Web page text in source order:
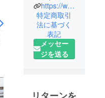
ス料理のお
店「錆と煤
（さびとす
す）」を南
国市と安芸
市にて、2店
https://www.instagram.com/sabito_susu_kotobuki/
特定商取引
法に基づく
表記
メッセー
ジを送る